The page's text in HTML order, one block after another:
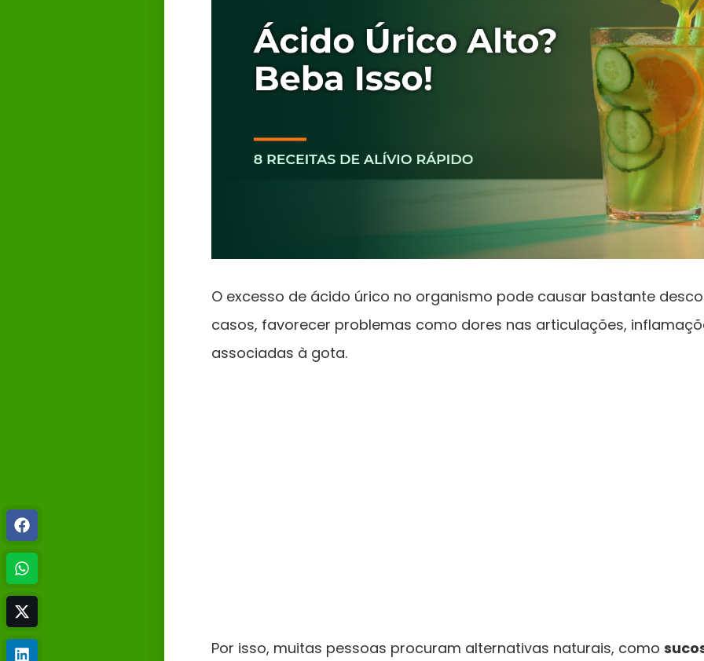
O excesso de ácido úrico no organismo pode causar bastante
casos, favorecer problemas como dores nas articulações,
associadas à gota.
Por isso, muitas pessoas procuram alternativas naturais, como